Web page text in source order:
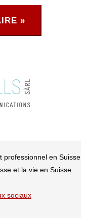
professionnel en Suisse
et la vie en Suisse
sociaux